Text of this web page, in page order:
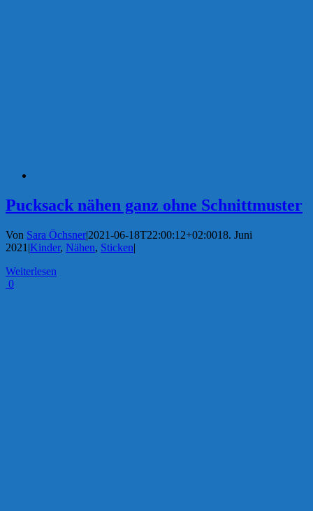
Pucksack nähen ganz ohne Schnittmuster
Von Sara Öchsner|2021-06-18T22:00:12+02:0018. Juni
2021 |Kinder, Nähen, Sticken|
Weiterlesen
0